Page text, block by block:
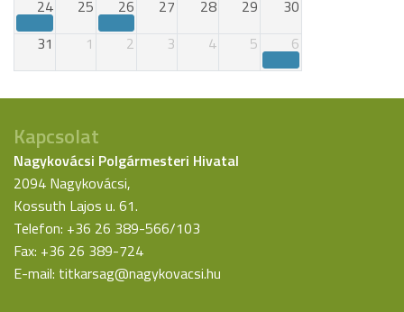
24
25 26 27 28 29
30
31
1 2 3 4 5 6
Kapcsolat
Nagykovácsi Polgármesteri Hivatal
2094 Nagykovácsi,
Kossuth Lajos u. 61.
Telefon: +36 26 389-566/103
Fax: +36 26 389-724
E-mail: titkarsag@nagykovacsi.hu